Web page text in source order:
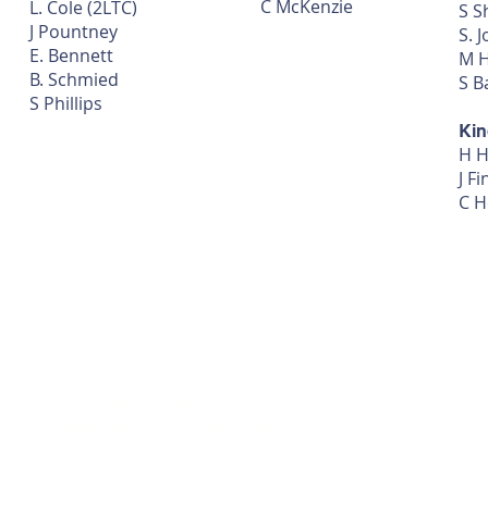
L. Cole (2LTC)
J Pountney
E. Bennett
B. Schmied
S Phillips
C McKenzie
S
S.
M
S
H
J
C